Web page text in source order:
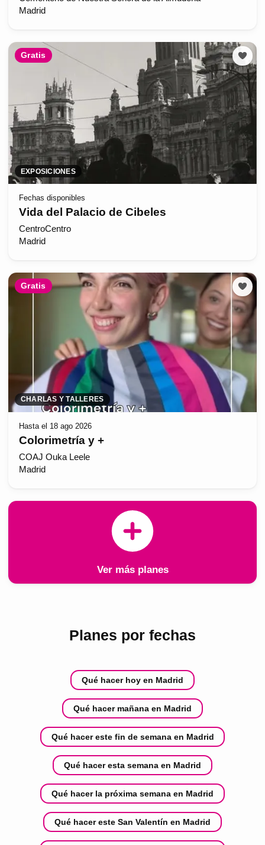
Madrid
Gratis
EXPOSICIONES
Fechas disponibles
Vida del Palacio de Cibeles
CentroCentro
Madrid
Gratis
CHARLAS Y TALLERES
Hasta el 18 ago 2026
Colorimetría y +
COAJ Ouka Leele
Madrid
Ver más planes
Planes por fechas
Qué hacer hoy en Madrid
Qué hacer mañana en Madrid
Qué hacer este fin de semana en Madrid
Qué hacer esta semana en Madrid
Qué hacer la próxima semana en Madrid
Qué hacer este San Valentín en Madrid